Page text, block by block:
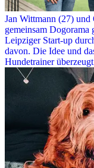
Jan Wittmann (27)
gemeinsam Dogorama
Leipziger Start-up
davon. Die Idee und
Hundetrainer